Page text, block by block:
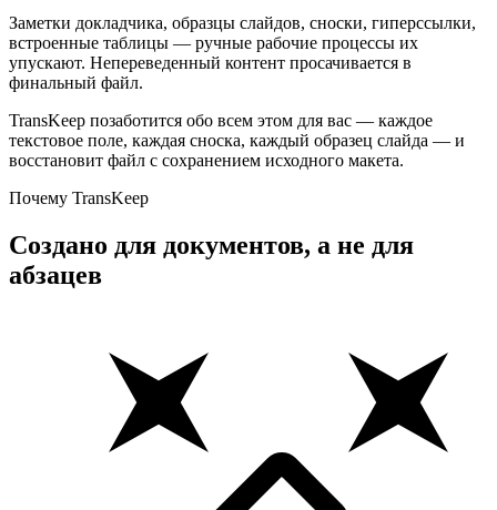
Заметки докладчика, образцы слайдов, сноски, гиперссылки,
встроенные таблицы — ручные рабочие процессы их
упускают. Непереведенный контент просачивается в
финальный файл.
TransKeep позаботится обо всем этом для вас — каждое
текстовое поле, каждая сноска, каждый образец слайда — и
восстановит файл с сохранением исходного макета.
Почему TransKeep
Создано для документов, а не для
абзацев